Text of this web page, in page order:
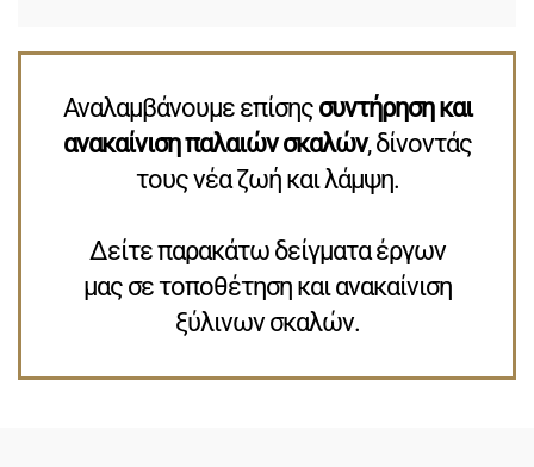
Αναλαμβάνουμε επίσης συντήρηση και
ανακαίνιση παλαιών σκαλών, δίνοντάς
τους νέα ζωή και λάμψη.
Δείτε παρακάτω δείγματα έργων
μας σε τοποθέτηση και ανακαίνιση
ξύλινων σκαλών.